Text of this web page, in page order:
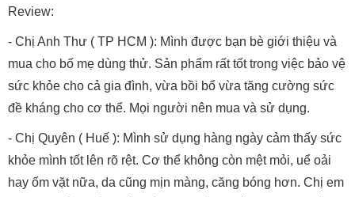
Review:
- Chị Anh Thư ( TP HCM ): Mình được bạn bè giới thiệu và
mua cho bố mẹ dùng thử. Sản phẩm rất tốt trong việc bảo vệ
sức khỏe cho cả gia đình, vừa bồi bổ vừa tăng cường sức
đề kháng cho cơ thể. Mọi người nên mua và sử dụng.
- Chị Quyên ( Huế ): Mình sử dụng hàng ngày cảm thấy sức
khỏe mình tốt lên rõ rệt. Cơ thể không còn mệt mỏi, uể oải
hay ốm vặt nữa, da cũng mịn màng, căng bóng hơn. Chị em